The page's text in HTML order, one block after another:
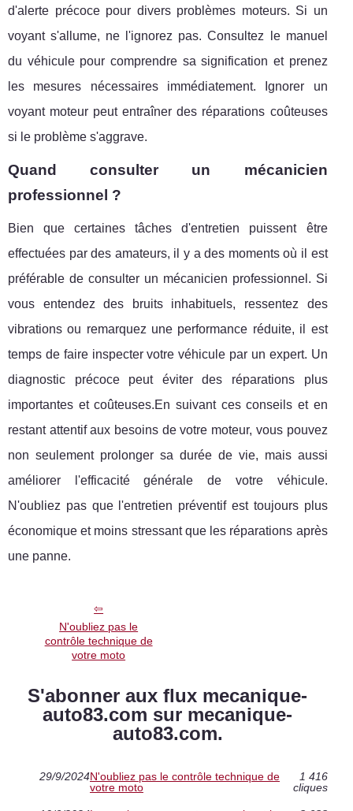
d'alerte précoce pour divers problèmes moteurs. Si un
voyant s'allume, ne l'ignorez pas. Consultez le manuel
du véhicule pour comprendre sa signification et prenez
les mesures nécessaires immédiatement. Ignorer un
voyant moteur peut entraîner des réparations coûteuses
si le problème s'aggrave.
Quand consulter un mécanicien
professionnel ?
Bien que certaines tâches d'entretien puissent être
effectuées par des amateurs, il y a des moments où il est
préférable de consulter un mécanicien professionnel. Si
vous entendez des bruits inhabituels, ressentez des
vibrations ou remarquez une performance réduite, il est
temps de faire inspecter votre véhicule par un expert. Un
diagnostic précoce peut éviter des réparations plus
importantes et coûteuses.En suivant ces conseils et en
restant attentif aux besoins de votre moteur, vous pouvez
non seulement prolonger sa durée de vie, mais aussi
améliorer l'efficacité générale de votre véhicule.
N'oubliez pas que l'entretien préventif est toujours plus
économique et moins stressant que les réparations après
une panne.
N'oubliez pas le
contrôle technique de
votre moto
S'abonner aux flux mecanique-
auto83.com sur mecanique-
auto83.com.
29/9/2024N'oubliez pas le contrôle technique de
votre moto
1 416
cliques